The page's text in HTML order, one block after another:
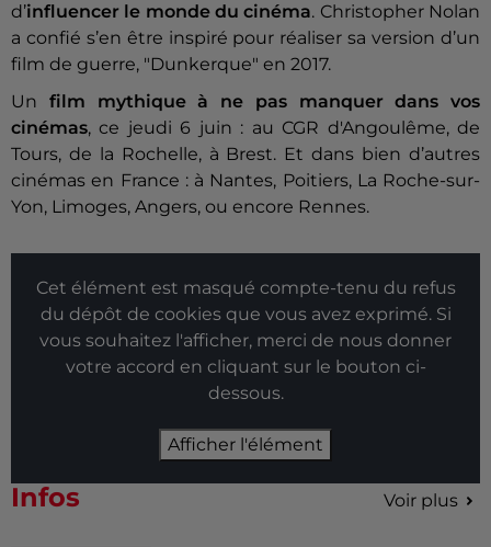
d’influencer le monde du cinéma. Christopher Nolan
a confié s’en être inspiré pour réaliser sa version d’un
film de guerre, "Dunkerque" en 2017.
Un film mythique à ne pas manquer dans vos
cinémas, ce jeudi 6 juin : au CGR d'Angoulême, de
Tours, de la Rochelle, à Brest. Et dans bien d’autres
cinémas en France : à Nantes, Poitiers, La Roche-sur-
Yon, Limoges, Angers, ou encore Rennes.
Cet élément est masqué compte-tenu du refus
du dépôt de cookies que vous avez exprimé. Si
vous souhaitez l'afficher, merci de nous donner
votre accord en cliquant sur le bouton ci-
dessous.
Afficher l'élément
Infos Voir plus